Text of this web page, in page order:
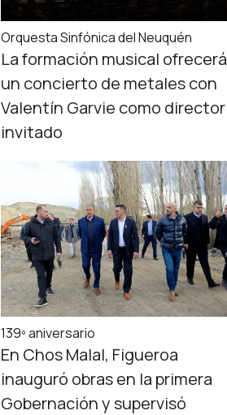
Orquesta Sinfónica del Neuquén
La formación musical ofrecerá
un concierto de metales con
Valentín Garvie como director
invitado
139º aniversario
En Chos Malal, Figueroa
inauguró obras en la primera
Gobernación y supervisó